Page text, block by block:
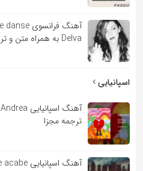
Delva به همراه متن و ترجمه مجزا
اسپانیایی
ترجمه مجزا